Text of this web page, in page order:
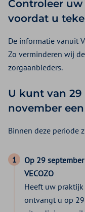
Controleer
voordat u
De informatie vanuit
Zo verminderen wij
zorgaanbieders.
U kunt van 29
november
Binnen deze periode
Op 29
VECOZO
Heeft uw
ontvangt u op